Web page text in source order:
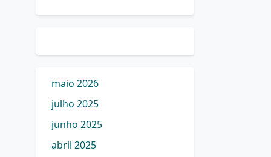
maio 2026
julho 2025
junho 2025
abril 2025